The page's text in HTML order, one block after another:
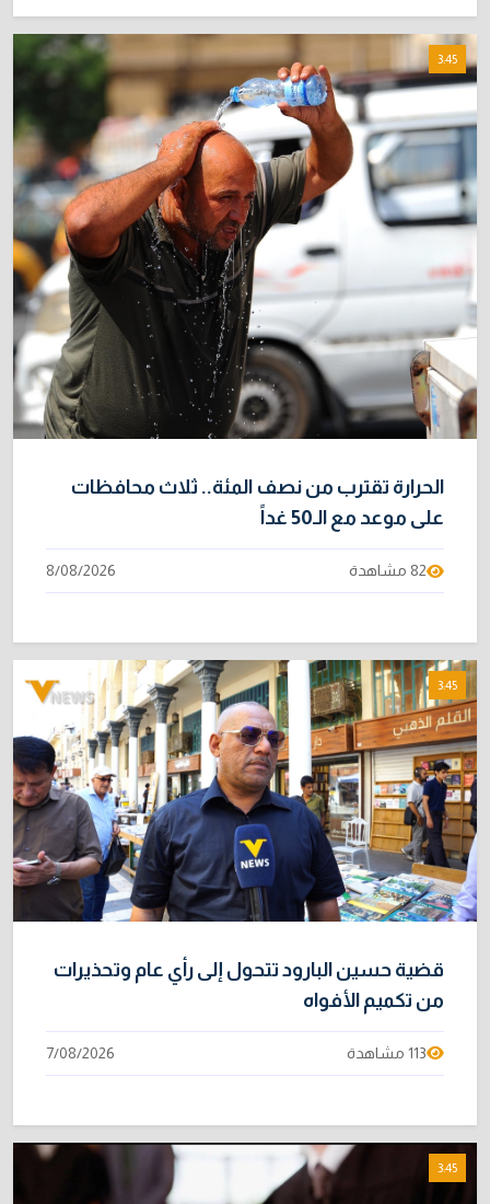
3:45
الحرارة تقترب من نصف المئة.. ثلاث محافظات
على موعد مع الـ50 غداً
82 مشاهدة 8/08/2026
3:45
قضية حسين البارود تتحول إلى رأي عام وتحذيرات
من تكميم الأفواه
113 مشاهدة 7/08/2026
3:45